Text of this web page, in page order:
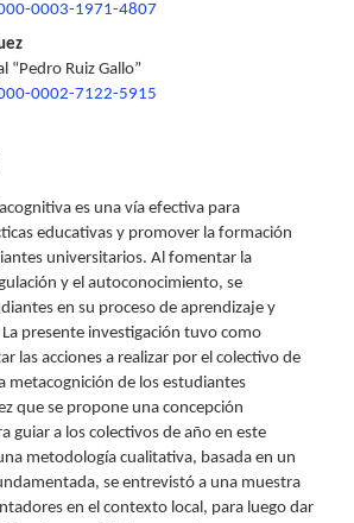
0003-1971-4807
“Pedro Ruiz Gallo”
0002-7122-5915
es una vía efectiva para
educativas y promover la formación
universitarios. Al fomentar la
y el autoconocimiento, se
en su proceso de aprendizaje y
presente investigación tuvo como
las acciones a realizar por el colectivo de
metacognición de los estudiantes
que se propone una concepción
guiar a los colectivos de año en este
metodología cualitativa, basada en un
se entrevistó a una muestra
en el contexto local, para luego dar